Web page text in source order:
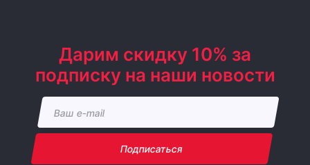
Дарим скидку 10% за
подписку на наши новости
Подписаться